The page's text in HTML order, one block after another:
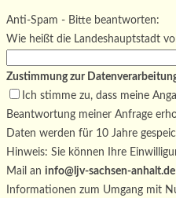
Bitte lasse dieses Feld leer.
Anti-Spam - Bitte beantworten:
Wie heißt die Landeshauptstadt
Zustimmung zur
Ich stimme zu, dass meine
Beantwortung meiner Anfrage
Daten werden für 10 Jahre
Hinweis: Sie können Ihre
Mail an info@ljv-sachsen-anhalt.de
Informationen zum Umgang mit